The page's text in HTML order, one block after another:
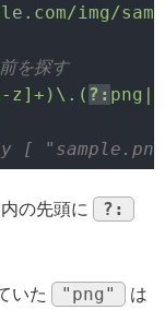
img/
を探す
z]+)\.( ?:
[
内の先頭に ?:
いた "png"
は